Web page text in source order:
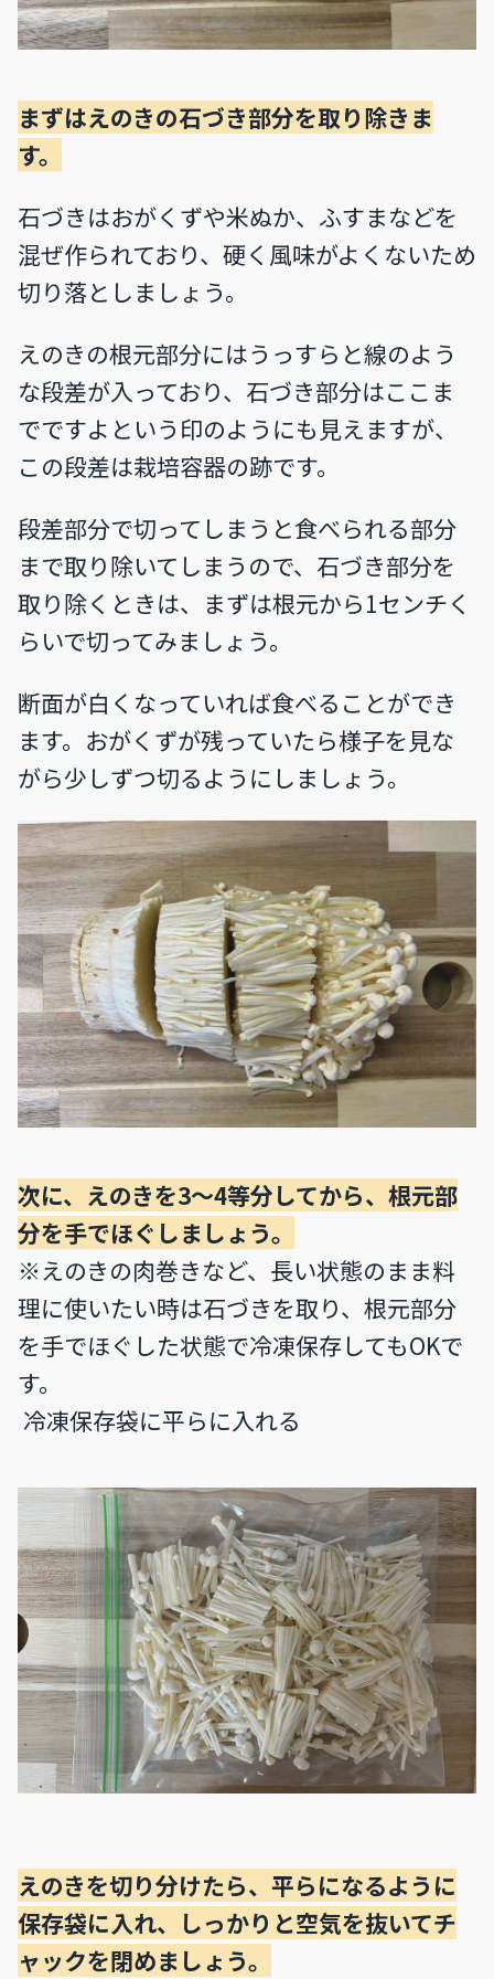
まずはえのきの石づき部分を取り除きま
す。
石づきはおがくずや米ぬか、ふすまなどを
混ぜ作られており、硬く風味がよくないため
切り落としましょう。
えのきの根元部分にはうっすらと線のよう
な段差が入っており、石づき部分はここま
でですよという印のようにも見えますが、
この段差は栽培容器の跡です。
段差部分で切ってしまうと食べられる部分
まで取り除いてしまうので、石づき部分を
取り除くときは、まずは根元から1センチく
らいで切ってみましょう。
断面が白くなっていれば食べることができ
ます。おがくずが残っていたら様子を見な
がら少しずつ切るようにしましょう。
次に、えのきを3〜4等分してから、根元部
分を手でほぐしましょう。
※えのきの肉巻きなど、長い状態のまま料
理に使いたい時は石づきを取り、根元部分
を手でほぐした状態で冷凍保存してもOKで
す。
冷凍保存袋に平らに入れる
えのきを切り分けたら、平らになるように
保存袋に入れ、しっかりと空気を抜いてチ
ャックを閉めましょう。